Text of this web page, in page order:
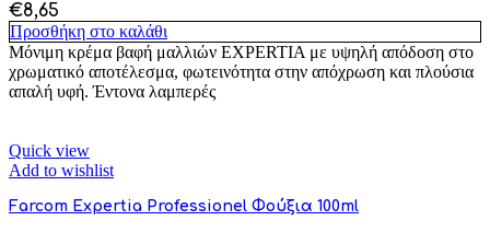
€8,65
Προσθήκη στο καλάθι
Μόνιμη κρέμα βαφή μαλλιών EXPERTIA με υψηλή απόδοση στο
χρωματικό αποτέλεσμα, φωτεινότητα στην απόχρωση και πλούσια
απαλή υφή. Έντονα λαμπερές
Quick view
Add to wishlist
Farcom Expertia Professionel Φούξια 100ml